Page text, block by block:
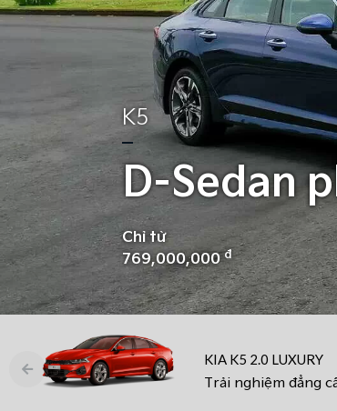
K5
D-Sedan
Chỉ từ
769,000,000đ
KIA K5 2.0 LUXURY
Trải nghiệm đẳng